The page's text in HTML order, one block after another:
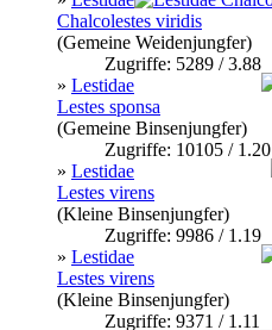
Chalcolestes viridis
(Gemeine Weidenjungfer)
Zugriffe: 5289 / 3.88
» Lestidae
Lestes sponsa
(Gemeine Binsenjungfer)
Zugriffe: 10105 / 1.20
» Lestidae
Lestes virens
(Kleine Binsenjungfer)
Zugriffe: 9986 / 1.19
» Lestidae
Lestes virens
(Kleine Binsenjungfer)
Zugriffe: 9371 / 1.11